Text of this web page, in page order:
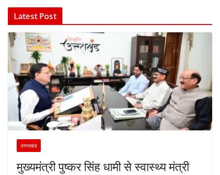
Latest Post
उत्तराखंड
मुख्यमंत्री पुष्कर सिंह धामी से स्वास्थ्य मंत्री